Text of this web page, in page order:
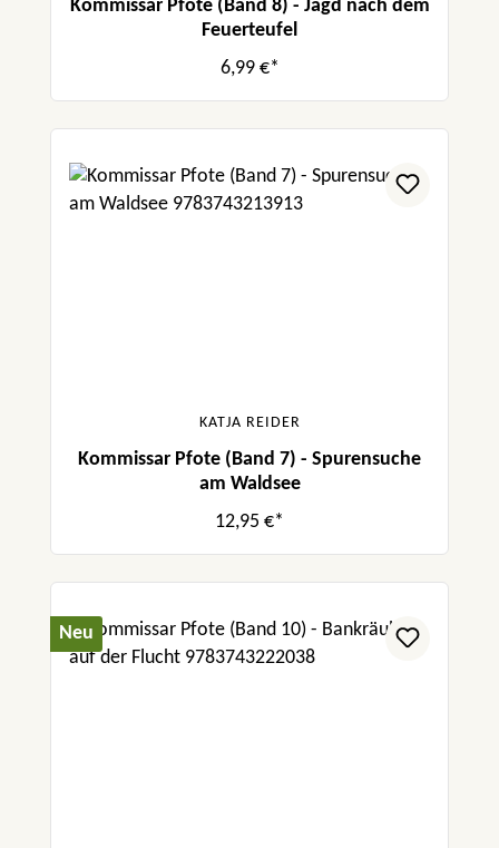
Kommissar Pfote (Band 8) - Jagd nach dem
Feuerteufel
6,99 €*
KATJA REIDER
Kommissar Pfote (Band 7) - Spurensuche
am Waldsee
12,95 €*
Neu